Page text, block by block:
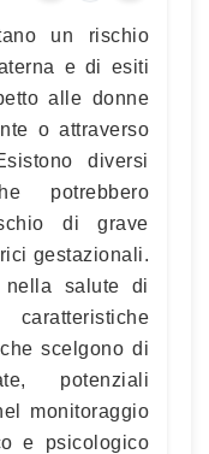
un rischio
e di esiti
alle donne
o attraverso
diversi
potrebbero
di grave
gestazionali.
nella salute di
scelgono di
potenziali
monitoraggio
e psicologico